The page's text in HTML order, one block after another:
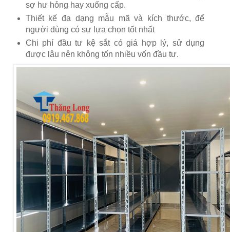
sợ hư hỏng hay xuống cấp.
Thiết kế đa dạng mẫu mã và kích thước, để
người dùng có sự lựa chọn tốt nhất
Chi phí đầu tư kệ sắt có giá hợp lý, sử dụng
được lâu nên không tốn nhiều vốn đầu tư.